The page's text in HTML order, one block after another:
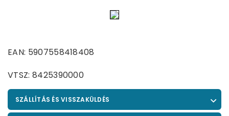
EAN: 5907558418408
VTSZ: 8425390000
SZÁLLÍTÁS ÉS VISSZAKÜLDÉS